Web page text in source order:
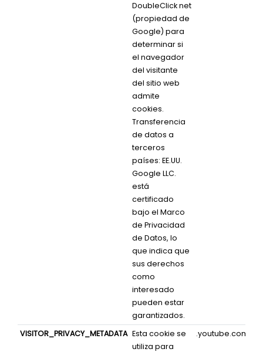
DoubleClick net
(propiedad de
Google) para
determinar si
el navegador
del visitante
del sitio web
admite
cookies.
Transferencia
de datos a
terceros
países: EE.UU.
Google LLC.
está
certificado
bajo el Marco
de Privacidad
de Datos, lo
que indica que
sus derechos
como
interesado
pueden estar
garantizados.
VISITOR_PRIVACY_METADATA Esta cookie se
utiliza para
.youtube.com